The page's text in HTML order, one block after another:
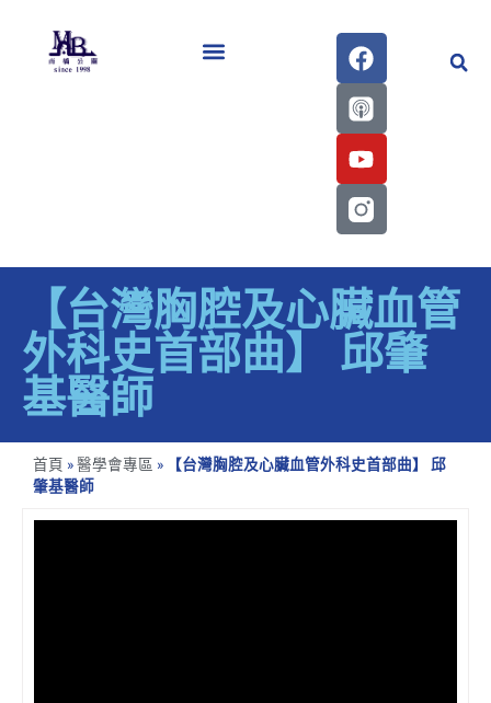
【台灣胸腔及心臟血管
外科史首部曲】 邱肇
基醫師
首頁 »醫學會專區 »
【台灣胸腔及心臟血管外科史首部曲】 邱
肇基醫師